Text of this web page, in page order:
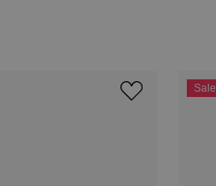
Sale